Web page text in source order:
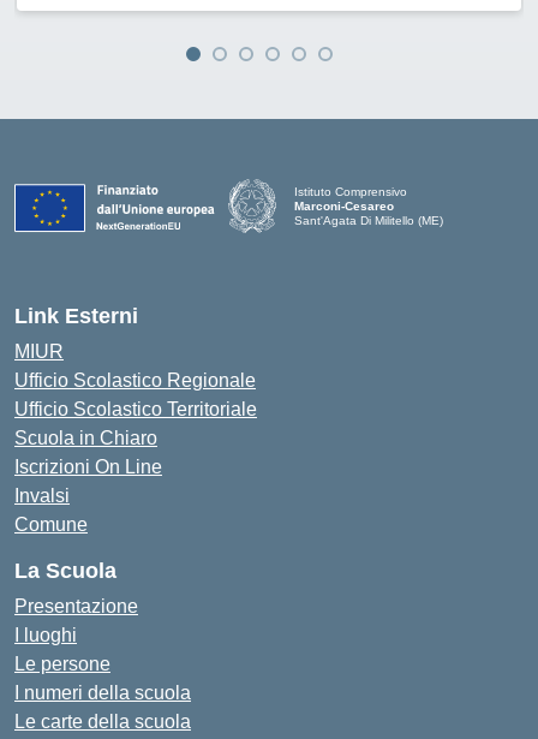
Istituto Comprensivo
Marconi-Cesareo
Sant'Agata Di Militello (ME)
Link Esterni
MIUR
Ufficio Scolastico Regionale
Ufficio Scolastico Territoriale
Scuola in Chiaro
Iscrizioni On Line
Invalsi
Comune
La Scuola
Presentazione
I luoghi
Le persone
I numeri della scuola
Le carte della scuola